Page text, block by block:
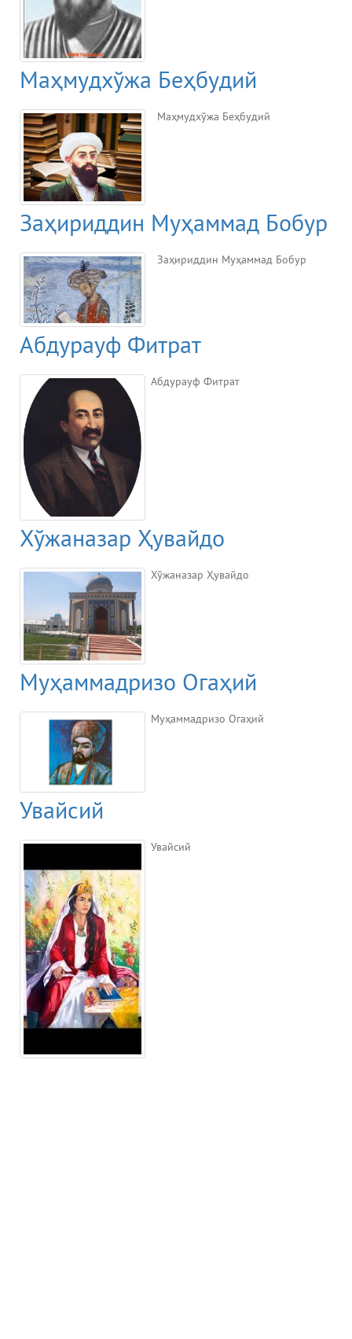
Маҳмудхўжа Беҳбудий
Маҳмудхўжа Беҳбудий
Заҳириддин Муҳаммад Бобур
Заҳириддин Муҳаммад Бобур
Абдурауф Фитрат
Абдурауф Фитрат
Хўжаназар Ҳувайдо
Хўжаназар Ҳувайдо
Муҳаммадризо Огаҳий
Муҳаммадризо Огаҳий
Увайсий
Увайсий